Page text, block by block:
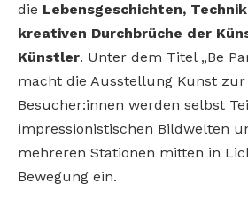
die Lebensgeschichten,
kreativen Durchbrüche der
Künstler. Unter dem Titel „Be
macht die Ausstellung Kunst zur
Besucher:innen werden selbst
impressionistischen Bildwelten
mehreren Stationen mitten in
Bewegung ein.